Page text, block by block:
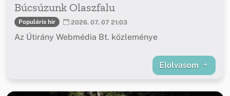
Búcsúzunk Olaszfalu
Populáris hír 2026. 07. 07 21:03
Az Útirány Webmédia Bt. közleménye
Elolvasom